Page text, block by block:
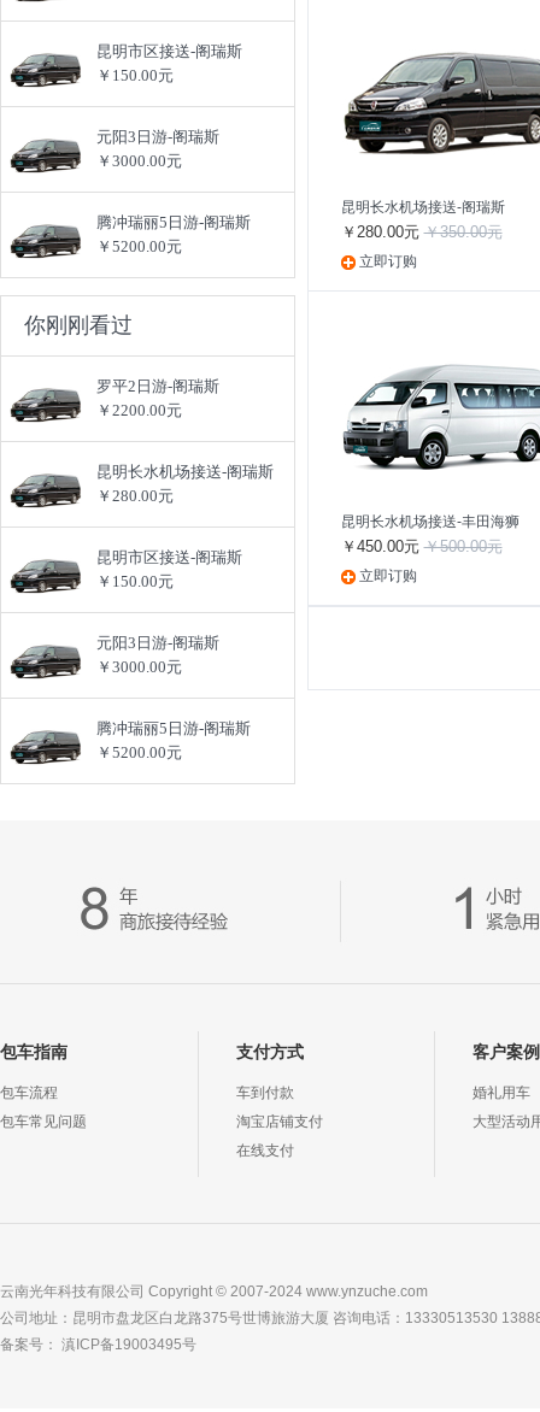
昆明市区接送-阁瑞斯
￥150.00元
元阳3日游-阁瑞斯
￥3000.00元
腾冲瑞丽5日游-阁瑞斯
￥5200.00元
你刚刚看过
罗平2日游-阁瑞斯
￥2200.00元
昆明长水机场接送-阁瑞斯
￥280.00元
昆明市区接送-阁瑞斯
￥150.00元
元阳3日游-阁瑞斯
￥3000.00元
腾冲瑞丽5日游-阁瑞斯
￥5200.00元
昆明长水机场接送-阁瑞斯
￥280.00元￥350.00元
立即订购
昆明长水机场接送-丰田海狮
￥450.00元￥500.00元
立即订购
包车指南
包车流程
包车常见问题
支付方式
车到付款
淘宝店铺支付
在线支付
客户案例
婚礼用车
大型活动
云南光年科技有限公司 Copyright © 2007-2024 www.ynzuche.com
公司地址：昆明市盘龙区白龙路375号世博旅游大厦 咨询电话：13330513530
备案号： 滇ICP备19003495号